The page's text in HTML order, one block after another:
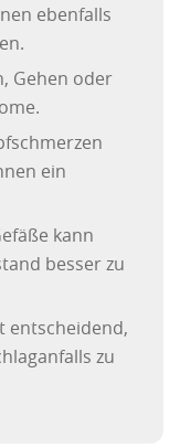
ebenfalls
Gehen oder
ein
kann
besser zu
entscheidend,
zu